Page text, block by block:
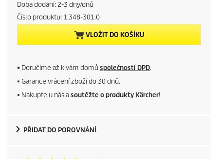
e
n
p
r
d
Doba dodání: 2-3 dny/dnů
Číslo produktu: 1.348-301.0
VLOŽIT DO KOŠÍKU
■ Doručíme až k vám domůspolečností DPD.
■ Garance vrácení zboží do 30 dnů.
■ Nakupte u nás asoutěžte o produkty Kärcher!
PŘIDAT DO POROVNÁNÍ